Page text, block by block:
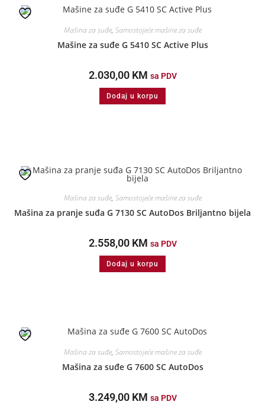
Mašina za suđe, Samostojeće mašine za suđe
Mašine za suđe G 5410 SC Active Plus
2.030,00 KM sa PDV
Dodaj u korpu
Mašina za suđe, Samostojeće mašine za suđe
Mašina za pranje suđa G 7130 SC AutoDos Briljantno bijela
2.558,00 KM sa PDV
Dodaj u korpu
Mašina za suđe, Samostojeće mašine za suđe
Mašina za suđe G 7600 SC AutoDos
3.249,00 KM sa PDV